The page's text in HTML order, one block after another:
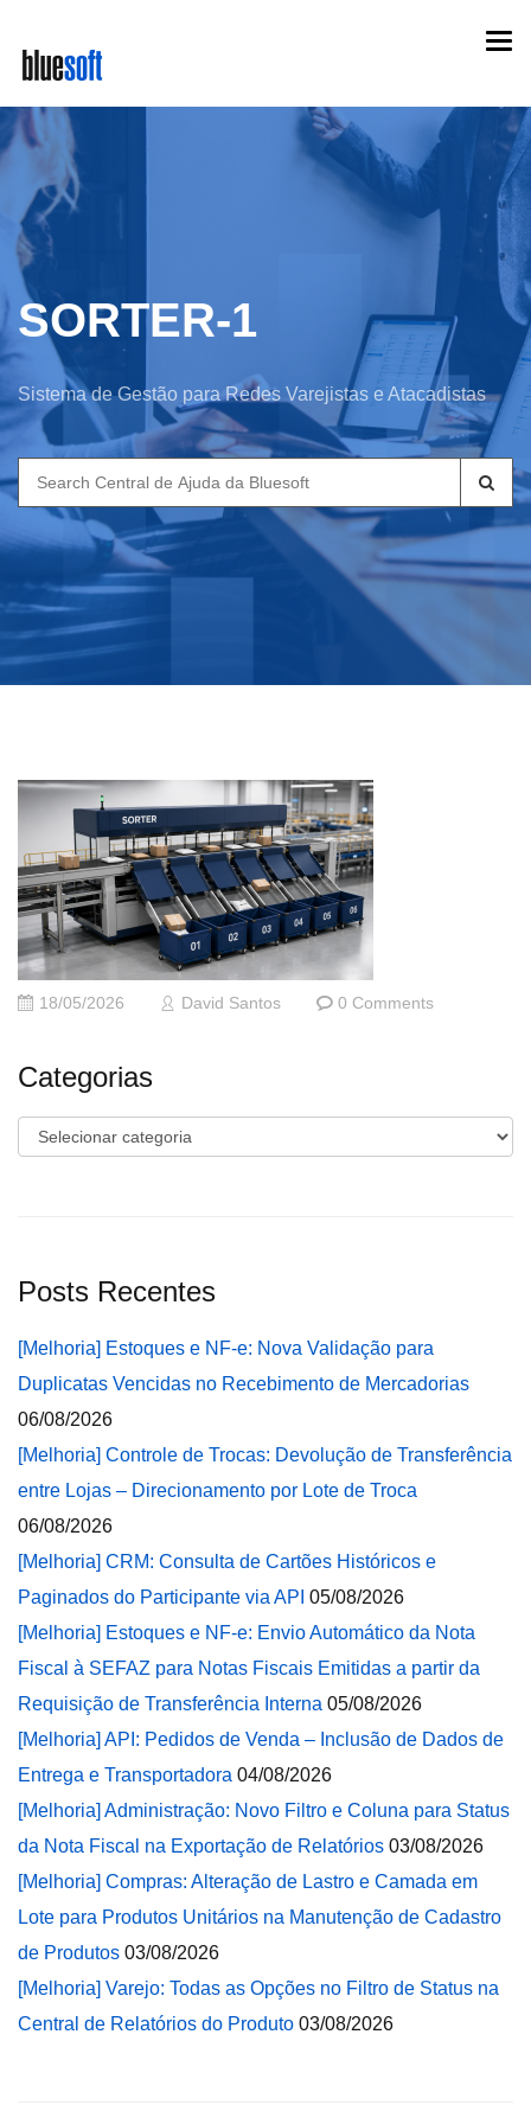
main
content
SORTER-1
Sistema de Gestão para Redes Varejistas e Atacadistas
Search
for:
18/05/2026 David Santos 0 Comments
Categorias
Categorias
Posts Recentes
[Melhoria] Estoques e NF-e: Nova Validação para
Duplicatas Vencidas no Recebimento de Mercadorias
06/08/2026
[Melhoria] Controle de Trocas: Devolução de Transferência
entre Lojas – Direcionamento por Lote de Troca
06/08/2026
[Melhoria] CRM: Consulta de Cartões Históricos e
Paginados do Participante via API 05/08/2026
[Melhoria] Estoques e NF-e: Envio Automático da Nota
Fiscal à SEFAZ para Notas Fiscais Emitidas a partir da
Requisição de Transferência Interna 05/08/2026
[Melhoria] API: Pedidos de Venda – Inclusão de Dados de
Entrega e Transportadora 04/08/2026
[Melhoria] Administração: Novo Filtro e Coluna para Status
da Nota Fiscal na Exportação de Relatórios 03/08/2026
[Melhoria] Compras: Alteração de Lastro e Camada em
Lote para Produtos Unitários na Manutenção de Cadastro
de Produtos 03/08/2026
[Melhoria] Varejo: Todas as Opções no Filtro de Status na
Central de Relatórios do Produto 03/08/2026